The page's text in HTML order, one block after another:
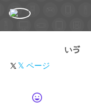
いゔ
𝕏 ページ